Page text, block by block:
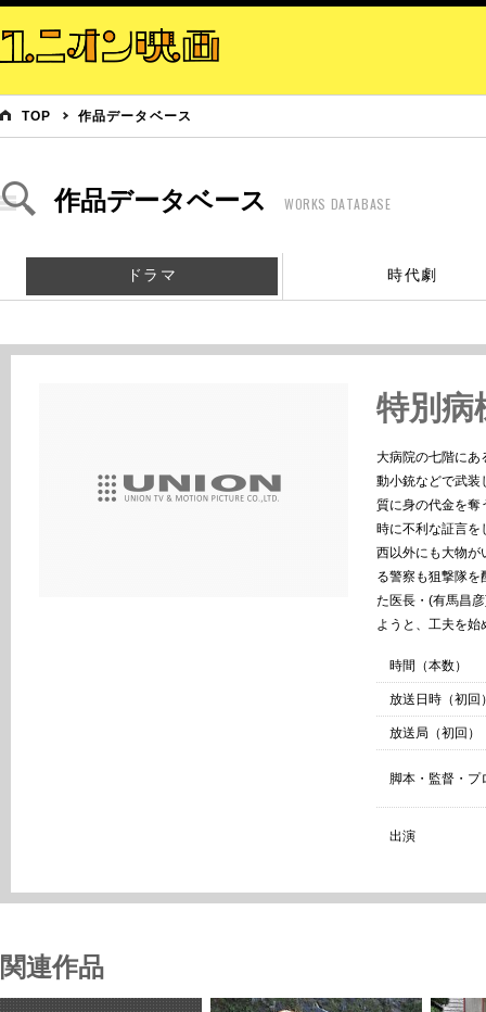
TOP 作品データベース
作品データベース WORKS DATABASE
ドラマ 時代劇
特別病
大病院の七階にあ
動小銃などで武装
質に身の代金を奪
時に不利な証言を
西以外にも大物が
る警察も狙撃隊
た医長・(有馬昌
ようと、工夫を
時間（本数）
放送日時（初回
放送局（初回）
脚本・監督・プ
出演
関連作品